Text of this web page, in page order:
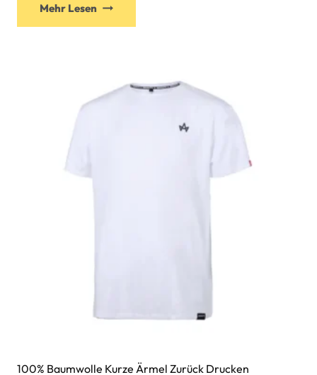
Mehr Lesen
100% Baumwolle Kurze Ärmel Zurück Drucken